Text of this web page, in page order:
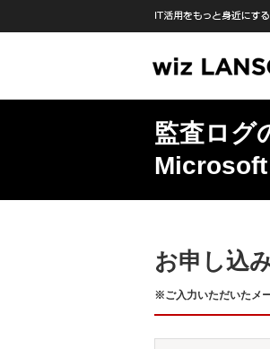
監査ログ
Microsoft
お申し込
※ご入力いただいたメ